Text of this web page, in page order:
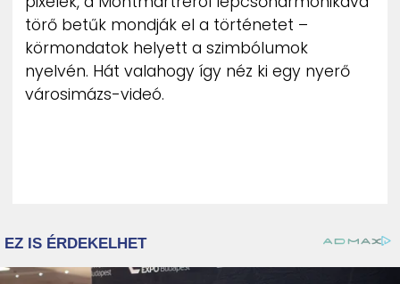
törő betűk mondják el a történetet –
körmondatok helyett a szimbólumok
nyelvén. Hát valahogy így néz ki egy nyerő
városimázs-videó.